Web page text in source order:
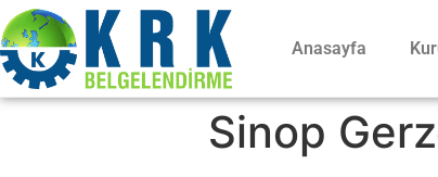
Anasayfa
Sinop